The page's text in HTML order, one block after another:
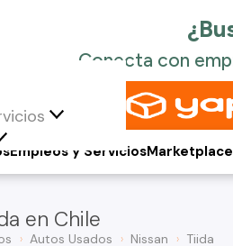
Empleos y ServiciosMarketplace
en Chile
Autos Usados Nissan Tiida